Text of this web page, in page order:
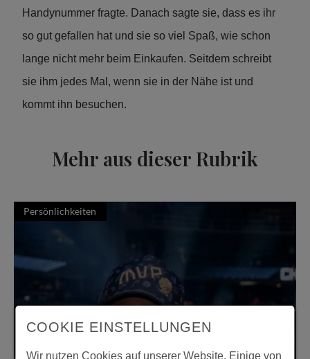
Handynummer fragte. Danach sagte sie, dass es ihr
so gut gefallen hat und sie so viel Spaß, wie schon
lange nicht mehr beim Einkaufen. Seitdem schreibt
sie ihm jedes Mal, wenn sie in der Nähe ist und
kommt ihn besuchen.
Mehr aus dieser Rubrik
Persönlichkeiten
COOKIE EINSTELLUNGEN
Wir nutzen Cookies auf unserer Website. Einige von